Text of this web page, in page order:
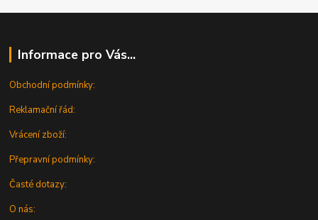
Informace pro Vás...
Obchodní podmínky:
Reklamační řád:
Vrácení zboží:
Přepravní podmínky:
Časté dotazy:
O nás: